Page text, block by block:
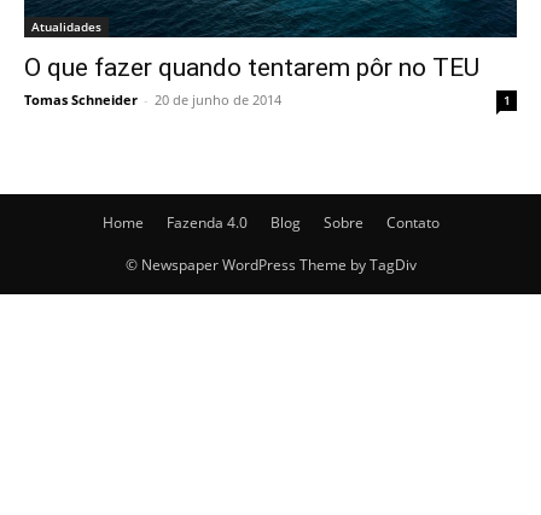
Atualidades
O que fazer quando tentarem pôr no TEU
Tomas Schneider - 20 de junho de 2014 1
Home Fazenda 4.0 Blog Sobre Contato
© Newspaper WordPress Theme by TagDiv